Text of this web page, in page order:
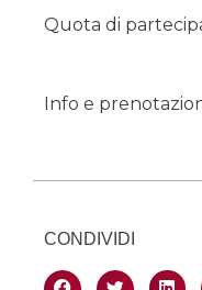
Quota di
Info e
CONDIVIDI